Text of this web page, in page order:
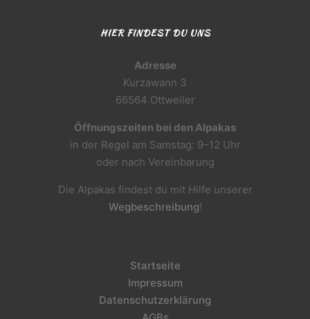
HIER FINDEST DU UNS
Adresse
Kurzawann 3
66564 Ottweiler
Öffnungszeiten bei den Alpakas
in der Regel am Samstag: 9–12 Uhr
oder nach Vereinbarung
Die Alpakas findest du mit Hilfe unserer
Wegbeschreibung!
Startseite
Impressum
Datenschutzerklärung